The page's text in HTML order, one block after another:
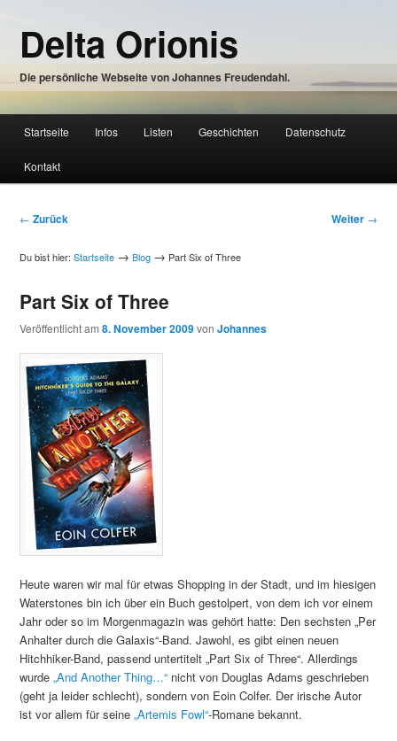
Inhalt
wechseln
Delta Orionis
Die persönliche Webseite von Johannes Freudendahl.
Zum
Inhalt
Startseite Infos Listen Geschichten Datenschutz
Kontakt
Beitragsnavigation
← Zurück Weiter →
Du bist hier:Startseite → Blog → Part Six of Three
Part Six of Three
Veröffentlicht am8. November 2009vonJohannes
Heute waren wir mal für etwas Shopping in der Stadt, und im hiesigen
Waterstones bin ich über ein Buch gestolpert, von dem ich vor einem
Jahr oder so im Morgenmagazin was gehört hatte: Den sechsten „Per
Anhalter durch die Galaxis“-Band. Jawohl, es gibt einen neuen
Hitchhiker-Band, passend untertitelt „Part Six of Three“. Allerdings
wurde„And Another Thing…“ nicht von Douglas Adams geschrieben
(geht ja leider schlecht), sondern von Eoin Colfer. Der irische Autor
ist vor allem für seine„Artemis Fowl“-Romane bekannt.